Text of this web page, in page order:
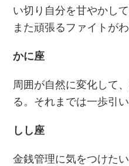
い切り自分を甘やかし
また頑張るファイトが
かに座
周囲が自然に変化して
る。それまでは一歩引
しし座
金銭管理に気をつけた